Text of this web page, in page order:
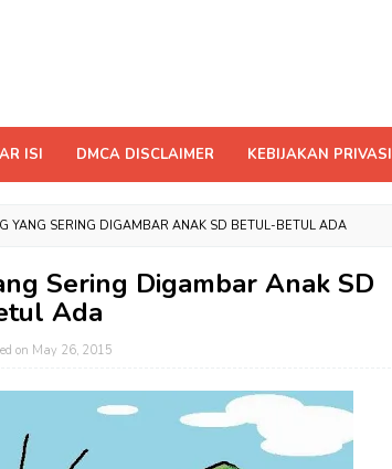
ISI DMCA DISCLAIMER KEBIJAKAN PRIVASI
YANG SERING DIGAMBAR ANAK SD BETUL-BETUL ADA
Sering Digambar Anak SD
Ada
on May 26, 2015